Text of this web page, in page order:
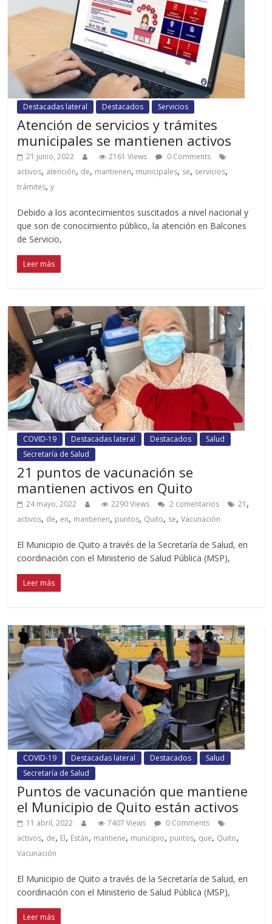
Destacadas lateral Destacados Servicios
Atención de servicios y trámites
municipales se mantienen activos
21 junio, 2022 2161 Views
0 Comments
activos, atención, de, mantienen, municipales, se, servicios,
trámites,y
Debido a los acontecimientos suscitados a nivel nacional y
que son de conocimiento público, la atención en Balcones
de Servicio,
Leer más
COVID-19 Destacadas lateral Destacados
Salud
Secretaría de Salud
21 puntos de vacunación se
mantienen activos en Quito
24 mayo, 2022 2290 Views 2 comentarios 21 ,
activos, de, en, mantienen, puntos, Quito, se,Vacunación
El Municipio de Quito a través de la Secretaría de Salud, en
coordinación con el Ministerio de Salud Pública (MSP),
Leer más
COVID-19 Destacadas lateral Destacados
Salud
Secretaría de Salud
Puntos de vacunación que mantiene
el Municipio de Quito están activos
11 abril, 2022 7407 Views
0 Comments
activos, de, El, Están, mantiene, municipio, puntos, que, Quito,
Vacunación
El Municipio de Quito a través de la Secretaría de Salud, en
coordinación con el Ministerio de Salud Pública (MSP),
Leer más